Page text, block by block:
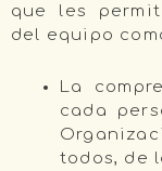
que les
del equipo
La
cada
todos, de